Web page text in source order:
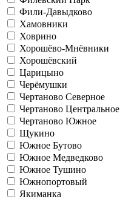
Фили-Давыдково
Хамовники
Ховрино
Хорошёво-Мнёвники
Хорошёвский
Царицыно
Черёмушки
Чертаново Северное
Чертаново Центральное
Чертаново Южное
Щукино
Южное Бутово
Южное Медведково
Южное Тушино
Южнопортовый
Якиманка